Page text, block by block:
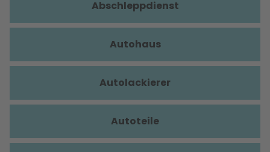
Abschleppdienst
Autohaus
Autolackierer
Autoteile